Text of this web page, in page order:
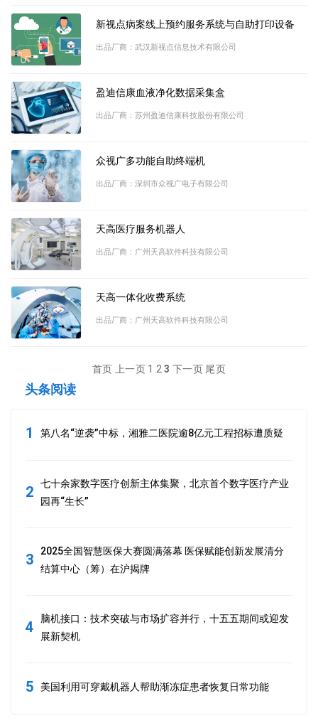
新视点病案线上预约服务系统与自助打印设备
出品厂商：武汉新视点信息技术有限公司
盈迪信康血液净化数据采集盒
出品厂商：苏州盈迪信康科技股份有限公司
众视广多功能自助终端机
出品厂商：深圳市众视广电子有限公司
天高医疗服务机器人
出品厂商：广州天高软件科技有限公司
天高一体化收费系统
出品厂商：广州天高软件科技有限公司
首页 上一页 1 2 3 下一页 尾页
头条阅读
1 第八名“逆袭”中标，湘雅二医院逾8亿元工程招标遭质疑
2
七十余家数字医疗创新主体集聚，北京首个数字医疗产业
园再“生长”
3
2025全国智慧医保大赛圆满落幕 医保赋能创新发展清分
结算中心（筹）在沪揭牌
4
脑机接口：技术突破与市场扩容并行，十五五期间或迎发
展新契机
5 美国利用可穿戴机器人帮助渐冻症患者恢复日常功能